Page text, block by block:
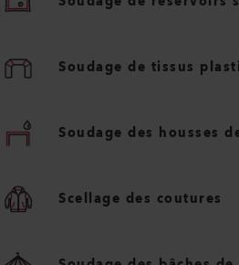
Soudage de tissus
Soudage des housses
Scellage des coutures